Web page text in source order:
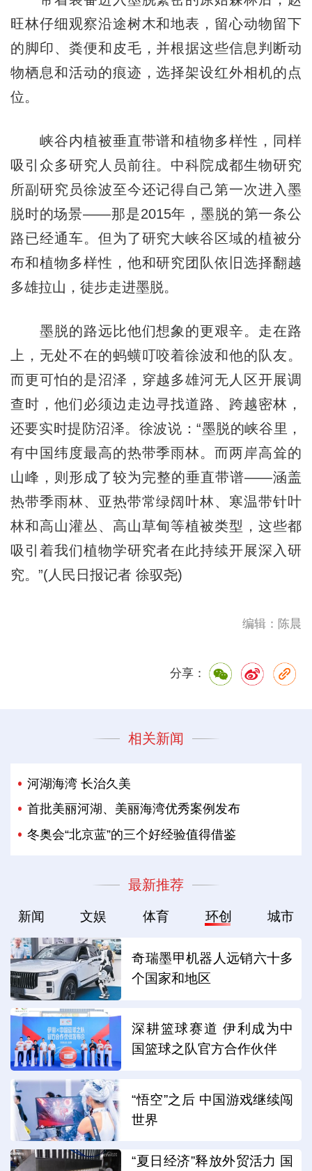
旺林仔细观察沿途树木和地表，留心动物留下
的脚印、粪便和皮毛，并根据这些信息判断动
物栖息和活动的痕迹，选择架设红外相机的点
位。
峡谷内植被垂直带谱和植物多样性，同样
吸引众多研究人员前往。中科院成都生物研究
所副研究员徐波至今还记得自己第一次进入墨
脱时的场景——那是2015年，墨脱的第一条公
路已经通车。但为了研究大峡谷区域的植被分
布和植物多样性，他和研究团队依旧选择翻越
多雄拉山，徒步走进墨脱。
墨脱的路远比他们想象的更艰辛。走在路
上，无处不在的蚂蟥叮咬着徐波和他的队友。
而更可怕的是沼泽，穿越多雄河无人区开展调
查时，他们必须边走边寻找道路、跨越密林，
还要实时提防沼泽。徐波说：“墨脱的峡谷里，
有中国纬度最高的热带季雨林。而两岸高耸的
山峰，则形成了较为完整的垂直带谱——涵盖
热带季雨林、亚热带常绿阔叶林、寒温带针叶
林和高山灌丛、高山草甸等植被类型，这些都
吸引着我们植物学研究者在此持续开展深入研
究。”(人民日报记者 徐驭尧)
编辑：陈晨
分享：
相关新闻
河湖海湾 长治久美
首批美丽河湖、美丽海湾优秀案例发布
冬奥会“北京蓝”的三个好经验值得借鉴
最新推荐
新闻 文娱 体育 环创 城市
奇瑞墨甲机器人远销六十多
个国家和地区
深耕篮球赛道 伊利成为中
国篮球之队官方合作伙伴
“悟空”之后 中国游戏继续闯
世界
“夏日经济”释放外贸活力 国